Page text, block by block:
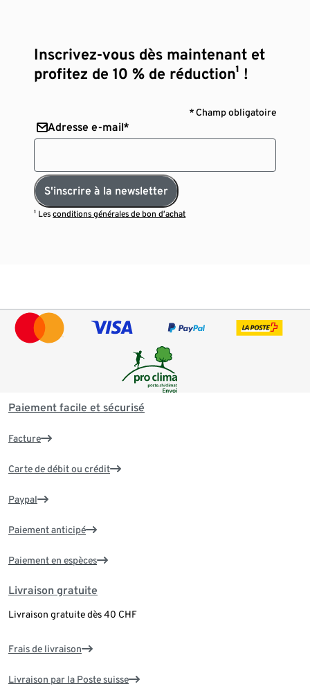
Inscrivez-vous dès maintenant et
profitez de 10 % de réduction¹ !
* Champ obligatoire
Adresse e-mail*
S'inscrire à la newsletter
¹ Lesconditions générales de bon d’achat
Paiement facile et sécurisé
Facture
Carte de débit ou crédit
Paypal
Paiement anticipé
Paiement en espèces
Livraison gratuite
Livraison gratuite dès 40 CHF
Frais de livraison
Livraison par la Poste suisse